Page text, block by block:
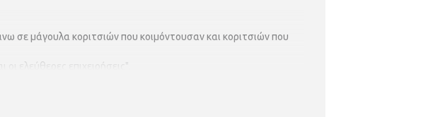
μάγουλα κοριτσιών που κοιμόντουσαν και κοριτσιών που
ελεύθερες επιχειρήσεις".
όλα τα πρόσωπα και σε όλες τις εγκλίσεις.
και απροσδόκητων βίτσιων,